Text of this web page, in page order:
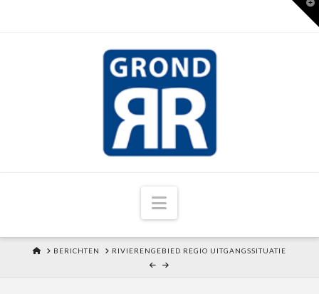
Navigation
HOMEBERICHTEN RIVIERENGEBIED REGIO UITGANGSSITUATIE